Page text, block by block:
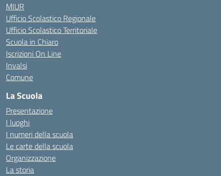
MIUR
Ufficio Scolastico Regionale
Ufficio Scolastico Territoriale
Scuola in Chiaro
Iscrizioni On Line
Invalsi
Comune
La Scuola
Presentazione
I luoghi
I numeri della scuola
Le carte della scuola
Organizzazione
La storia